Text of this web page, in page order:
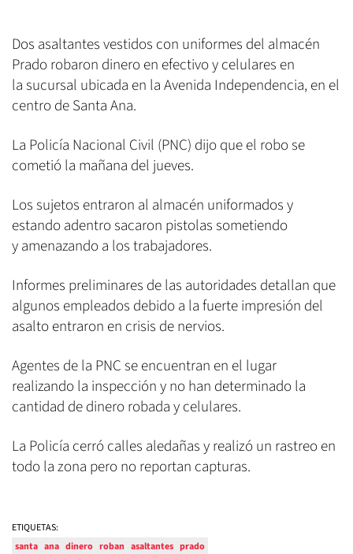
Dos asaltantes vestidos con uniformes del almacén
Prado robaron dinero en efectivo y celulares en
la sucursal ubicada en la Avenida Independencia, en el
centro de Santa Ana.
La Policía Nacional Civil (PNC) dijo que el robo se
cometió la mañana del jueves.
Los sujetos entraron al almacén uniformados y
estando adentro sacaron pistolas sometiendo
y amenazando a los trabajadores.
Informes preliminares de las autoridades detallan que
algunos empleados debido a la fuerte impresión del
asalto entraron en crisis de nervios.
Agentes de la PNC se encuentran en el lugar
realizando la inspección y no han determinado la
cantidad de dinero robada y celulares.
La Policía cerró calles aledañas y realizó un rastreo en
todo la zona pero no reportan capturas.
ETIQUETAS:
santa ana dinero roban asaltantes prado